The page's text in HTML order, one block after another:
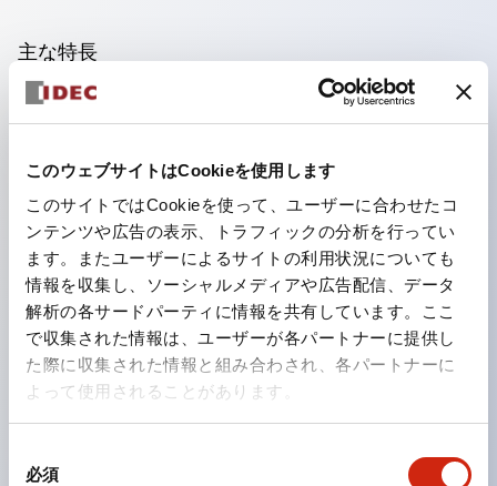
このウェブサイトはCookieを使用します
このサイトではCookieを使って、ユーザーに合わせたコ
ンテンツや広告の表示、トラフィックの分析を行ってい
ます。またユーザーによるサイトの利用状況についても
情報を収集し、ソーシャルメディアや広告配信、データ
解析の各サードパーティに情報を共有しています。ここ
で収集された情報は、ユーザーが各パートナーに提供し
た際に収集された情報と組み合わされ、各パートナーに
よって使用されることがあります。
必須
主な特長
照光ユニットの低電圧タイプ(6～24Vタイプ)は2026
フィンガープロテクション構造、ねじアップ端子構造、
保護構造IP20に対応したHW-U形コンタクトブロック
を搭載。
高電圧タイプのLED球が搭載可能になり、ダイレクト
タイプの定格使用電圧が最大240Vまで対応可能になり
ました。
ひとつで6色の役をこなすLED球（LSRD球）。これま
UL、CSA、TÜV、CCC認証品。